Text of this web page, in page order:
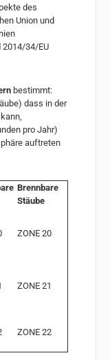
des
Union und
34/EU
bestimmt:
dass in der
pro Jahr)
auftreten
Brennbare
Stäube
ZONE 20
ZONE 21
ZONE 22